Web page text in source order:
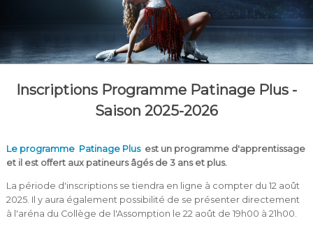
Inscriptions Programme Patinage Plus -
Saison 2025-2026
Le programme Patinage Plus est un programme d'apprentissage
et il est offert aux patineurs âgés de 3 ans et plus.
La période d'inscriptions se tiendra en ligne à compter du 12 août
2025. Il y aura également possibilité de se présenter directement
à l'aréna du Collège de l'Assomption le 22 août de 19h00 à 21h00.